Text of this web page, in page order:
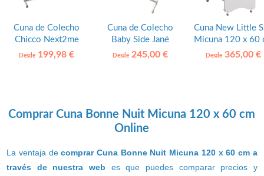
Cuna de Colecho
Chicco Next2me
Magic
Desde 199,98 €
Cuna de Colecho
Baby Side Jané
Desde245,00 €
Cuna New Little
Micuna 120 x 60
Desde 365,00 €
Comprar Cuna Bonne Nuit Micuna 120 x 60 cm
Online
La ventaja decomprar Cuna Bonne Nuit Micuna 120 x 60 cm a
través de nuestra web es que puedes comparar precios y